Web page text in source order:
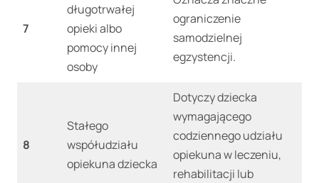
7
długotrwałej
opieki albo
pomocy innej
osoby
ograniczenie
samodzielnej
egzystencji.
8
Stałego
współudziału
opiekuna dziecka
Dotyczy dziecka
wymagającego
codziennego udziału
opiekuna w leczeniu,
rehabilitacji lub